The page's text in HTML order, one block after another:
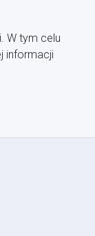
W tym celu
informacji